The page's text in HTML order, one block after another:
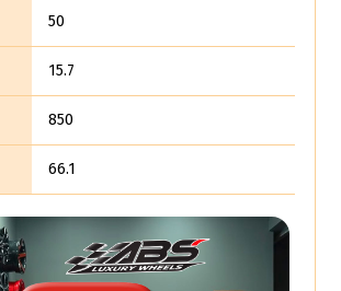
50
15.7
850
66.1